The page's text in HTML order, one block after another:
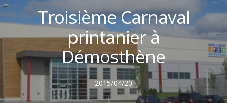
Troisième Carnaval
printanier à
Démosthène
2015/04/20